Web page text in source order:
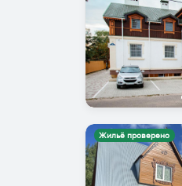
Жильё проверено